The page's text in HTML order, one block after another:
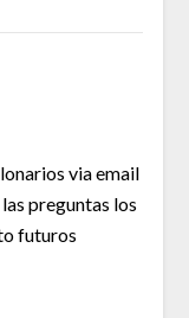
via email
preguntas los
futuros